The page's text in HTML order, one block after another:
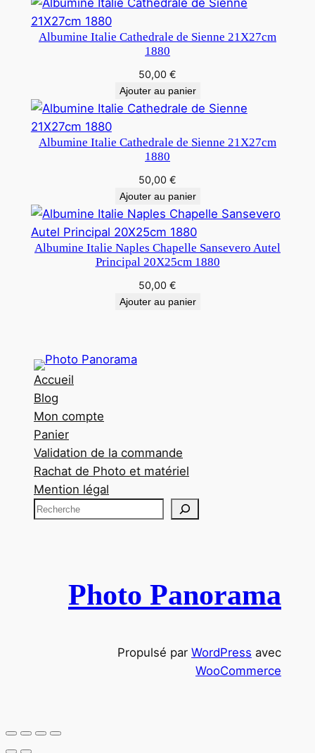
Albumine Italie Cathedrale de Sienne 21X27cm
1880
50,00 €
Ajouter au panier
Albumine Italie Cathedrale de Sienne 21X27cm
1880
50,00 €
Ajouter au panier
Albumine Italie Naples Chapelle Sansevero Autel
Principal 20X25cm 1880
50,00 €
Ajouter au panier
Accueil
Blog
Mon compte
Panier
Validation de la commande
Rachat de Photo et matériel
Mention légal
R
Photo Panorama
Propulsé par WordPress avec
WooCommerce